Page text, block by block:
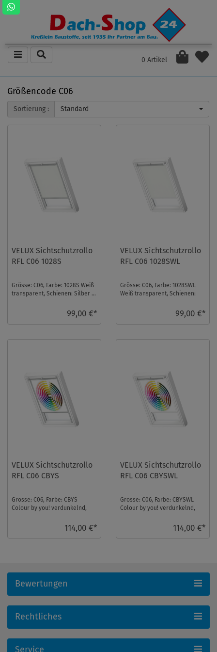
0 Artikel
Größencode C06
Sortierung : Standard
VELUX Sichtschutzrollo
RFL C06 1028S
Grösse: C06, Farbe: 1028S Weiß
transparent, Schienen: Silber ...
99,00 €*
VELUX Sichtschutzrollo
RFL C06 1028SWL
Grösse: C06, Farbe: 1028SWL
Weiß transparent, Schienen:
99,00 €*
VELUX Sichtschutzrollo
RFL C06 CBYS
Grösse: C06, Farbe: CBYS
Colour by you! verdunkelnd,
114,00 €*
VELUX Sichtschutzrollo
RFL C06 CBYSWL
Grösse: C06, Farbe: CBYSWL
Colour by you! verdunkelnd,
114,00 €*
Bewertungen
Rechtliches
Service